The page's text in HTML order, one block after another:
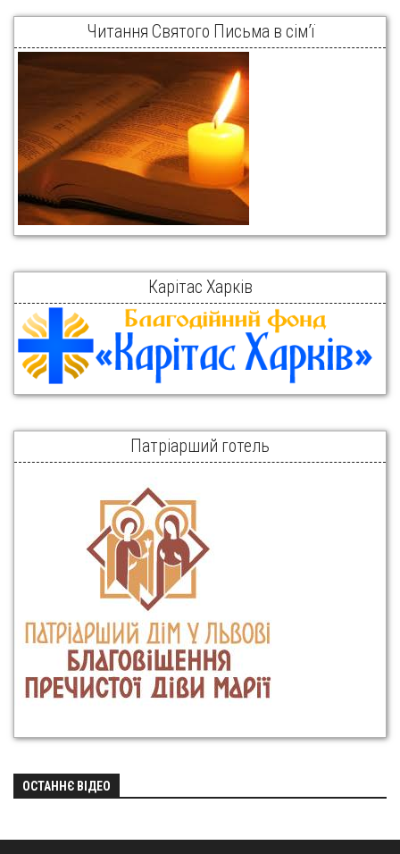
Читання Святого Письма в сім’ї
Карітас Харків
Патріарший готель
ОСТАННЄ ВІДЕО